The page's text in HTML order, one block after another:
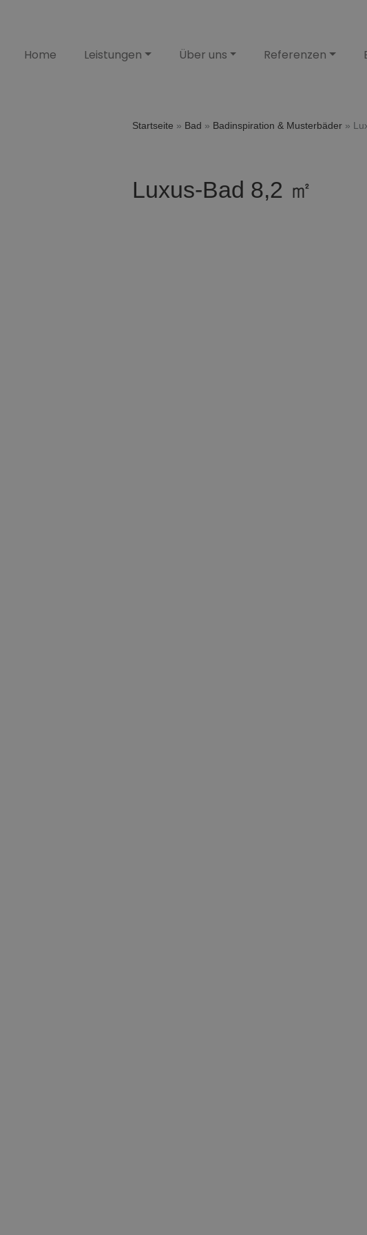
Home Leistungen Über uns Referenzen
Startseite » Bad » Badinspiration & Musterbäder »
Luxus-Bad 8,2 ㎡